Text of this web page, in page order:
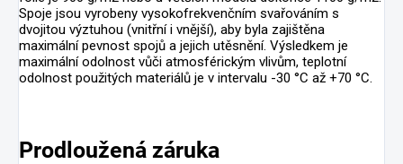
Spoje jsou vyrobeny vysokofrekvenčním svařováním s
dvojitou výztuhou (vnitřní i vnější), aby byla zajištěna
maximální pevnost spojů a jejich utěsnění. Výsledkem je
maximální odolnost vůči atmosférickým vlivům, teplotní
odolnost použitých materiálů je v intervalu -30 °C až +70 °C.
Prodloužená záruka